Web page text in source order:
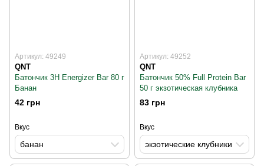
Артикул: 49249
QNT
Батончик 3H Energizer Bar 80 г
Банан
42 грн
Вкус
банан
Артикул: 49252
QNT
Батончик 50% Full Protein Bar
50 г экзотическая клубника
83 грн
Вкус
экзотические клубники